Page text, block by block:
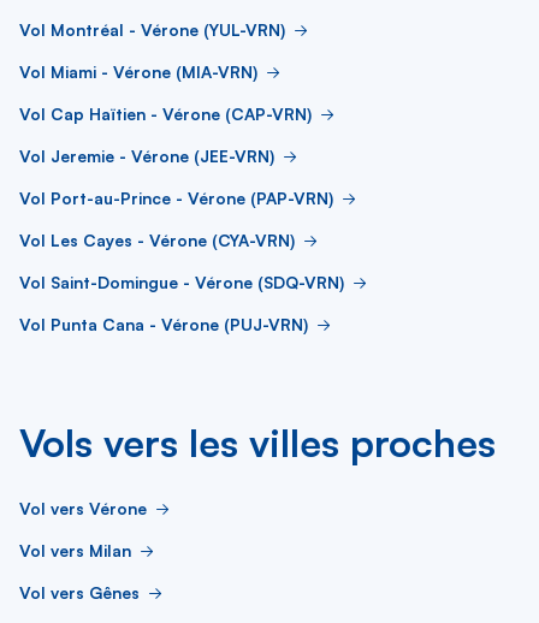
Vol Montréal - Vérone (YUL-VRN)
Vol Miami - Vérone (MIA-VRN)
Vol Cap Haïtien - Vérone (CAP-VRN)
Vol Jeremie - Vérone (JEE-VRN)
Vol Port-au-Prince - Vérone (PAP-VRN)
Vol Les Cayes - Vérone (CYA-VRN)
Vol Saint-Domingue - Vérone (SDQ-VRN)
Vol Punta Cana - Vérone (PUJ-VRN)
Vols vers les villes proches
Vol vers Vérone
Vol vers Milan
Vol vers Gênes